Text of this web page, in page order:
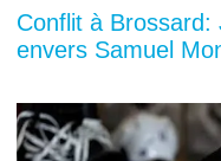
Conflit à Brossard:
envers Samuel